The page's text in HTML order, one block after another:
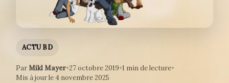
ACTU BD
Par Mikl Mayer•27 octobre 2019•1 min de lecture•
Mis à jour le 4 novembre 2025